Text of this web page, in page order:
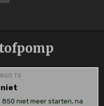
T5
niet
850 niet meer starten, na